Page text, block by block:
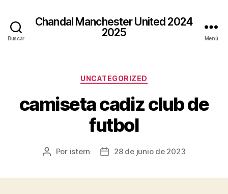
Buscar
Chandal Manchester United 2024
2025
Menú
Categorías
UNCATEGORIZED
camiseta cadiz club de
futbol
Autor
Por istern
Fecha28 de junio de 2023